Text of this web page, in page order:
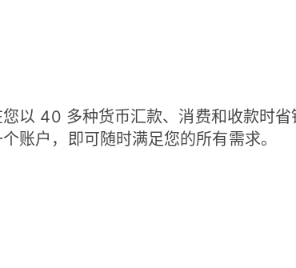
您以 40 多种货币汇款、消费和收款时省
个账户，即可随时满足您的所有需求。